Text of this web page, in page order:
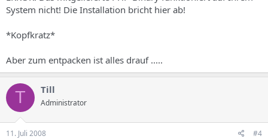
System nicht! Die Installation bricht hier ab!
*Kopfkratz*
Aber zum entpacken ist alles drauf .....
T Till
Administrator
11. Juli 2008 #4